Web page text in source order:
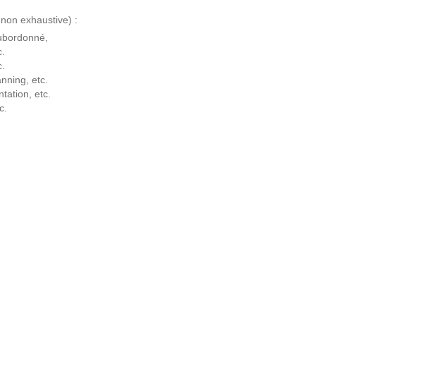
exhaustive) :
etc.
etc.